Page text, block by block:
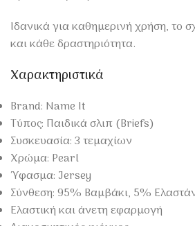
Ιδανικά για καθημερινή χρήση, το
και κάθε δραστηριότητα.
Χαρακτηριστικά
Brand: Name It
Τύπος: Παιδικά σλιπ (Briefs)
Συσκευασία: 3 τεμαχίων
Χρώμα: Pearl
Ύφασμα: Jersey
Σύνθεση: 95% Βαμβάκι, 5%
Ελαστική και άνετη εφαρμογή